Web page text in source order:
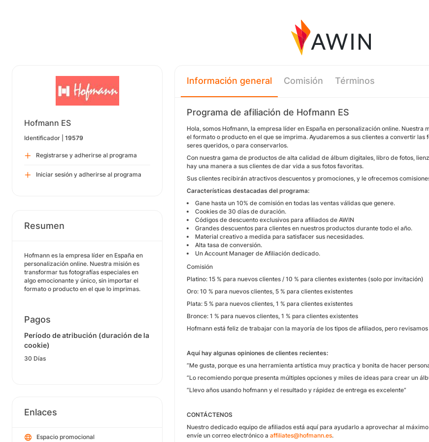
Hofmann ES
Identificador | 19579
Registrarse y adherirse al programa
Iniciar sesión y adherirse al programa
Resumen
Hofmann es la empresa líder en España en
personalización online. Nuestra misión es
transformar tus fotografías especiales en
algo emocionante y único, sin importar el
formato o producto en el que lo imprimas.
Pagos
Período de atribución (duración de la
cookie)
30 Días
Enlaces
Espacio promocional
Información general Comisión Términos
Programa de afiliación de Hofmann ES
Hola, somos Hofmann, la empresa líder en España en personalización online.
el formato o producto en el que se imprima. Ayudaremos a sus clientes a convertir
seres queridos, o para conservarlos.
Con nuestra gama de productos de alta calidad de álbum digitales, libro de fotos,
hay una manera a sus clientes de dar vida a sus fotos favoritas.
Sus clientes recibirán atractivos descuentos y promociones, y le ofrecemos
Características destacadas del programa:
Gane hasta un 10% de comisión en todas las ventas válidas que genere.
Cookies de 30 días de duración.
Códigos de descuento exclusivos para afiliados de AWIN
Grandes descuentos para clientes en nuestros productos durante todo el año.
Material creativo a medida para satisfacer sus necesidades.
Alta tasa de conversión.
Un Account Manager de Afiliación dedicado.
Comisión
Platino: 15 % para nuevos clientes / 10 % para clientes existentes (solo por invitación)
Oro: 10 % para nuevos clientes, 5 % para clientes existentes
Plata: 5 % para nuevos clientes, 1 % para clientes existentes
Bronce: 1 % para nuevos clientes, 1 % para clientes existentes
Hofmann está feliz de trabajar con la mayoría de los tipos de afiliados, pero
Aquí hay algunas opiniones de clientes recientes:
“Me gusta, porque es una herramienta artística muy practica y bonita de hacer
“Lo recomiendo porque presenta múltiples opciones y miles de ideas para crear un
“Llevo años usando hofmann y el resultado y rápidez de entrega es excelente”
CONTÁCTENOS
Nuestro dedicado equipo de afiliados está aquí para ayudarlo a aprovechar al
envíe un correo electrónico a affiliates@hofmann.es.